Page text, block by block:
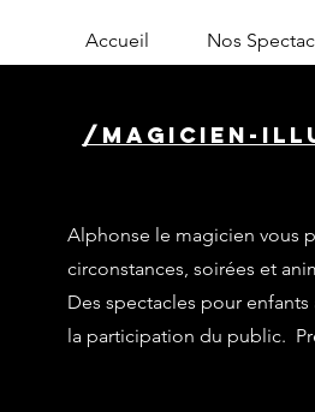
Accueil Nos
/magicien-
Alphonse le magicien vous
circonstances, soirées et
Des spectacles pour
la participation du public.